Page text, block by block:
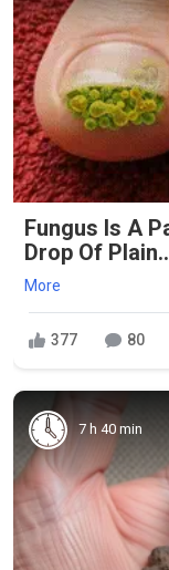
Fungus Is A
Drop Of
More
377 80
7 h 40 min